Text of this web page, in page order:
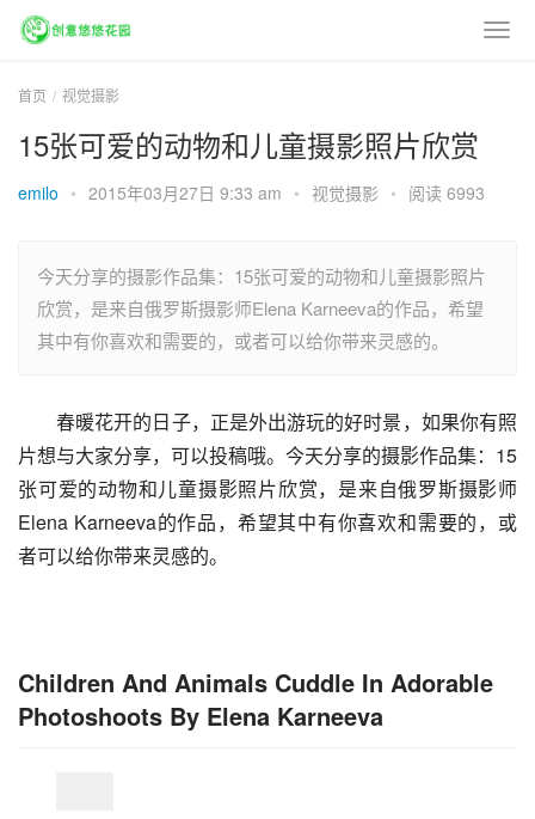
首页 视觉摄影
15张可爱的动物和儿童摄影照片欣赏
emilo • 2015年03月27日 9:33 am • 视觉摄影 • 阅读 6993
今天分享的摄影作品集：15张可爱的动物和儿童摄影照片
欣赏，是来自俄罗斯摄影师Elena Karneeva的作品，希望
其中有你喜欢和需要的，或者可以给你带来灵感的。
春暖花开的日子，正是外出游玩的好时景，如果你有照
片想与大家分享，可以投稿哦。今天分享的摄影作品集：15
张可爱的动物和儿童摄影照片欣赏，是来自俄罗斯摄影师
Elena Karneeva的作品，希望其中有你喜欢和需要的，或
者可以给你带来灵感的。
Children And Animals Cuddle In Adorable
Photoshoots By Elena Karneeva